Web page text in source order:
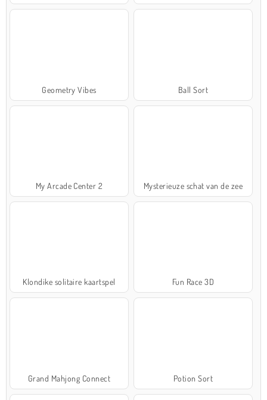
Geometry Vibes Ball Sort
My Arcade Center 2 Mysterieuze schat van de zee
Klondike solitaire kaartspel Fun Race 3D
Grand Mahjong Connect Potion Sort